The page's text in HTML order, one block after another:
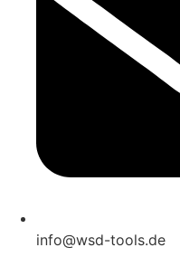
info@wsd-tools.de